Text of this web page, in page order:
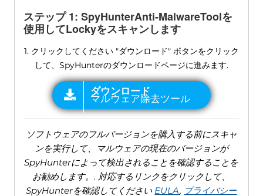
ステップ 1: SpyHunterAnti-MalwareToolを
使用してLockyをスキャンします
1. クリックしてください "ダウンロード" ボタンをクリック
して、SpyHunterのダウンロードページに進みます.
ソフトウェアのフルバージョンを購入する前にスキャ
ンを実行して、マルウェアの現在のバージョンが
SpyHunterによって検出されることを確認することを
お勧めします。. 対応するリンクをクリックして、
SpyHunterを確認してください EULA, プライバシー